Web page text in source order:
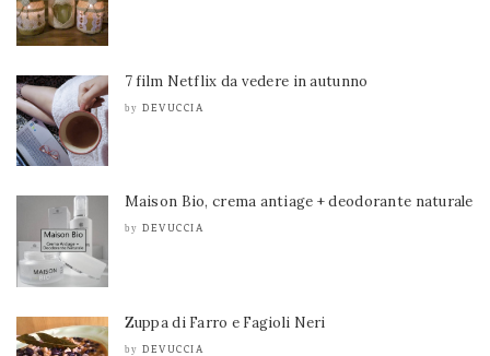
7 film Netflix da vedere in autunno
by DEVUCCIA
Maison Bio, crema antiage + deodorante naturale
by DEVUCCIA
Zuppa di Farro e Fagioli Neri
by DEVUCCIA